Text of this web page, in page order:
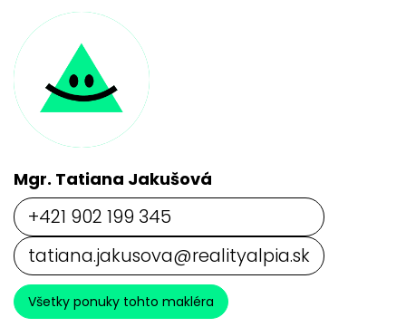
Mgr. Tatiana Jakušová
+421 902 199 345
tatiana.jakusova@realityalpia.sk
Všetky ponuky tohto makléra